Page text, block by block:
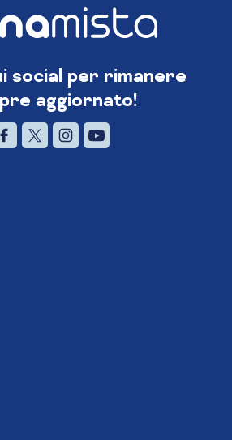
social per rimanere
aggiornato!